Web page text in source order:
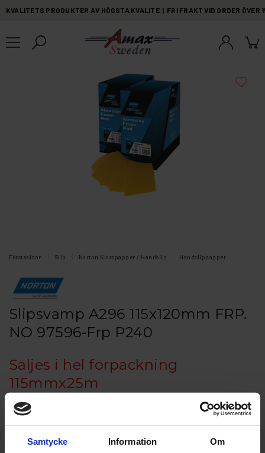
Samtycke Information Om
KVALITETS PRODUKTER AV HÖGSTA KVALITE | FRI FRAKT VID ORDER
Förstasidan Slip Norton Klosspapper / Handslip Handslippapper
Slipsvamp A296 115x120mm FRP.
NO 97596-Frp P240
Säljes i hel förpackning
115mmx25m
Artikelnr: NO 97596-FrpNO 97596-Frp P240
Grovlek